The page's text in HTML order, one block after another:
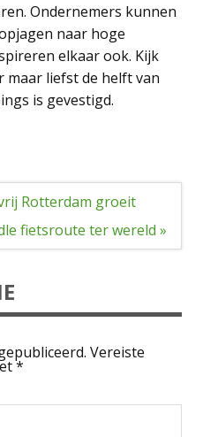
Ondernemers kunnen
naar hoge
elkaar ook. Kijk
maar liefst de helft van
is gevestigd.
Rotterdam groeit
fietsroute ter wereld »
Vereiste
*